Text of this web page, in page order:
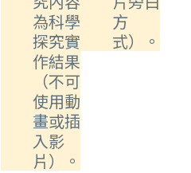
為科學
探究實
作結果
（不可
使用動
畫或插
入影
片）。
方
式）。